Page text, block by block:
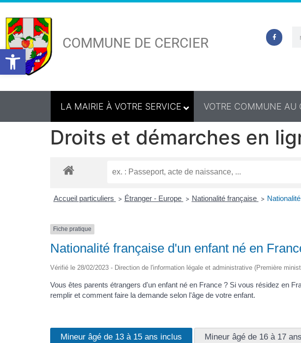
Ouvrir la barre d’outils
COMMUNE DE CERCIER
LA MAIRIE À VOTRE SERVICE VOTRE COMMUNE AU
Droits et démarches en
Accueil particuliers > Étranger - Europe > Nationalité française >
Fiche pratique
Nationalité française d'un enfant né en
Vérifié le 28/02/2023 - Direction de l'information légale et administrative (Première
Vous êtes parents étrangers d'un enfant né en France ? Si vous résidez en
remplir et comment faire la demande selon l'âge de votre enfant.
Mineur âgé de 13 à 15 ans inclus Mineur âgé de 16 à 17